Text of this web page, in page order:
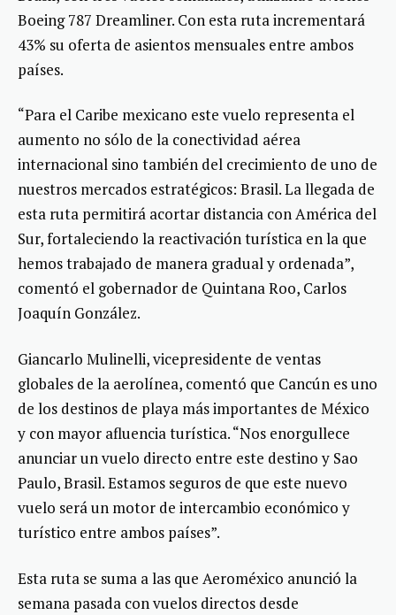
Boeing 787 Dreamliner. Con esta ruta incrementará
43% su oferta de asientos mensuales entre ambos
países.
“Para el Caribe mexicano este vuelo representa el
aumento no sólo de la conectividad aérea
internacional sino también del crecimiento de uno de
nuestros mercados estratégicos: Brasil. La llegada de
esta ruta permitirá acortar distancia con América del
Sur, fortaleciendo la reactivación turística en la que
hemos trabajado de manera gradual y ordenada”,
comentó el gobernador de Quintana Roo, Carlos
Joaquín González.
Giancarlo Mulinelli, vicepresidente de ventas
globales de la aerolínea, comentó que Cancún es uno
de los destinos de playa más importantes de México
y con mayor afluencia turística. “Nos enorgullece
anunciar un vuelo directo entre este destino y Sao
Paulo, Brasil. Estamos seguros de que este nuevo
vuelo será un motor de intercambio económico y
turístico entre ambos países”.
Esta ruta se suma a las que Aeroméxico anunció la
semana pasada con vuelos directos desde